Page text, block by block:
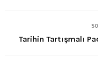
Tarihin Tartışmalı